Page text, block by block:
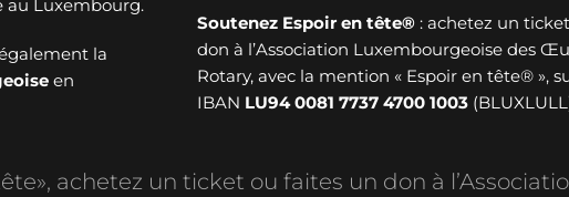
au Luxembourg.
la
en
Soutenez Espoir en tête® : achetez un
don à l’Association Luxembourgeoise des
Rotary, avec la mention « Espoir en tête® »,
IBAN LU94 0081 7737 4700 1003
achetez un ticket ou faites un don à